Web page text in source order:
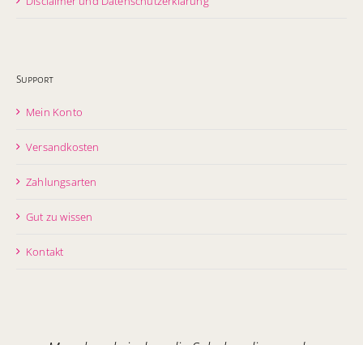
Support
Mein Konto
Versandkosten
Zahlungsarten
Gut zu wissen
Kontakt